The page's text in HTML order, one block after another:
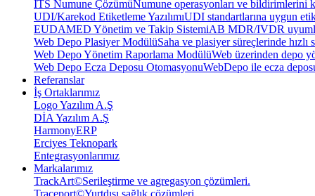
İTS Numune ÇözümüNumune operasyonları ve bildirimlerini
UDI/Karekod Etiketleme YazılımıUDI standartlarına uygun
EUDAMED Yönetim ve Takip SistemiAB MDR/IVDR
Web Depo Plasiyer ModülüSaha ve plasiyer süreçlerinde hızlı
Web Depo Yönetim Raporlama ModülüWeb üzerinden depo
Web Depo Ecza Deposu OtomasyonuWebDepo ile ecza
Referanslar
İş Ortaklarımız
Logo Yazılım A.Ş
DİA Yazılım A.Ş
HarmonyERP
Erciyes Teknopark
Entegrasyonlarımız
Markalarımız
TrackArt©Serileştirme ve agregasyon çözümleri.
Traceport©Yurtdışı sağlık çözümleri.